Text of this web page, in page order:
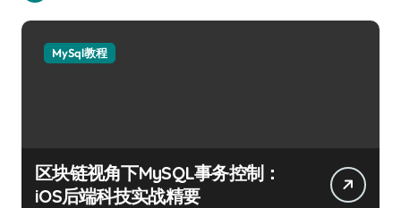
MySql教程
区块链视角下MySQL事务控制：
iOS后端科技实战精要